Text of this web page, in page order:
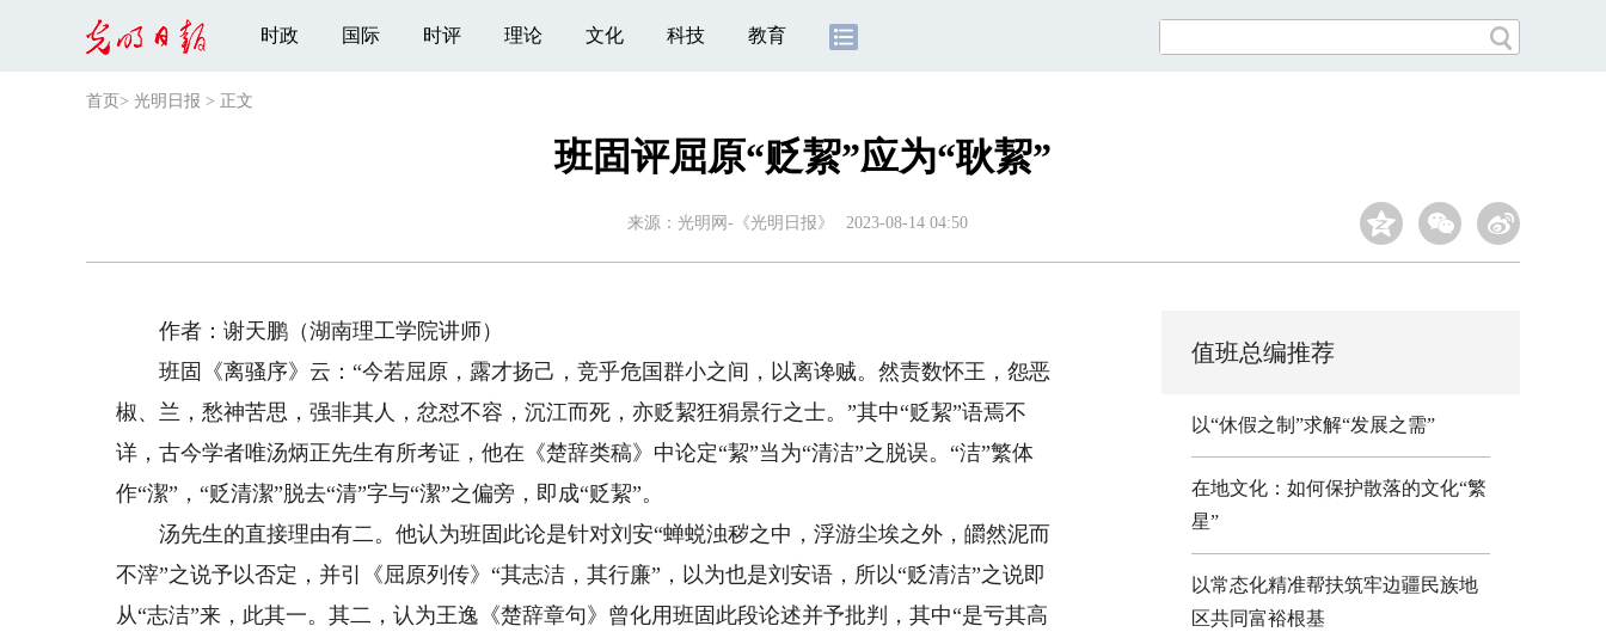
时政 国际 时评 理论 文化 科技 教育
首页 > 光明日报 > 正文
班固评屈原“贬絜”应为“耿絜”
来源： 光明网-《光明日报》 2023-08-14 04:50
作者：谢天鹏（湖南理工学院讲师）
班固《离骚序》云：“今若屈原，露才扬己，竞乎危国群小之间，以离谗贼。然责数怀王，怨恶
椒、兰，愁神苦思，强非其人，忿怼不容，沉江而死，亦贬絜狂狷景行之士。”其中“贬絜”语焉不
详，古今学者唯汤炳正先生有所考证，他在《楚辞类稿》中论定“絜”当为“清洁”之脱误。“洁”繁体
作“潔”，“贬清潔”脱去“清”字与“潔”之偏旁，即成“贬絜”。
汤先生的直接理由有二。他认为班固此论是针对刘安“蝉蜕浊秽之中，浮游尘埃之外，皭然泥而
不滓”之说予以否定，并引《屈原列传》“其志洁，其行廉”，以为也是刘安语，所以“贬清洁”之说即
从“志洁”来，此其一。其二，认为王逸《楚辞章句》曾化用班固此段论述并予批判，其中“是亏其高
值班总编推荐
以“休假之制”求解“发展之需”
在地文化：如何保护散落的文化“繁
星”
以常态化精准帮扶筑牢边疆民族地
区共同富裕根基